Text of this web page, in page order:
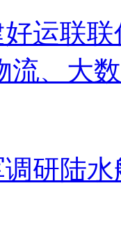
运联
流、大
研陆